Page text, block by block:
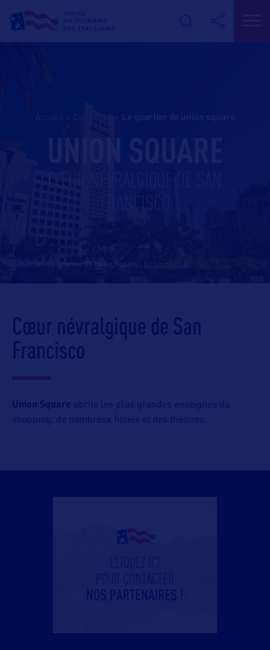
Accueil
UNION SQUARE
Californie - Le quartier de Union Square
Cœur névralgique de San
Francisco
Union Square abrite les plus grandes enseignes du
shopping
de nombreux hôtels et des théâtres.